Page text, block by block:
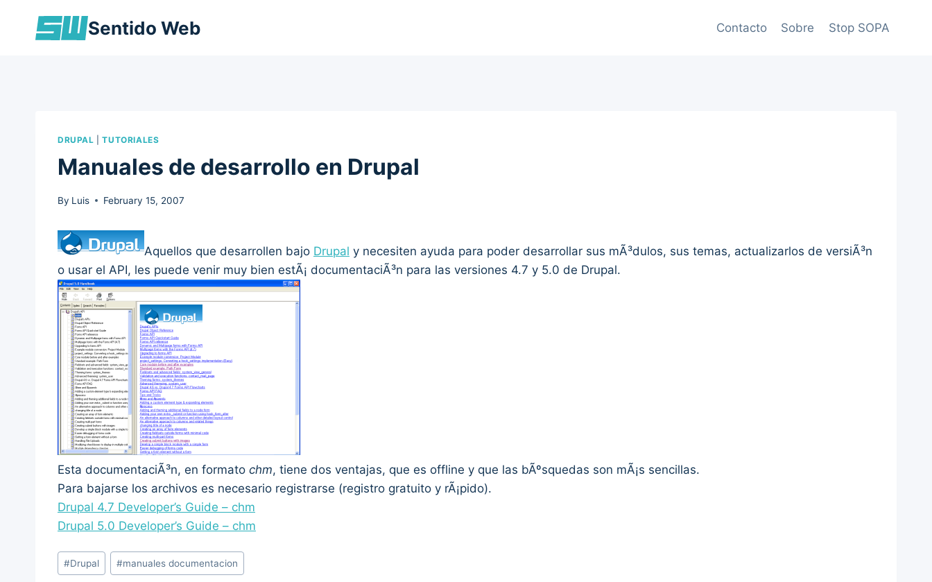
Sentido Web Contacto Sobre Stop SOPA
DRUPAL |TUTORIALES
Manuales de desarrollo en Drupal
By Luis February 15, 2007
Aquellos que desarrollen bajo Drupal y necesiten ayuda para poder desarrollar sus mÃ³dulos, sus temas, actualizarlos de versiÃ³n
o usar el API, les puede venir muy bien estÃ¡ documentaciÃ³n para las versiones 4.7 y 5.0 de Drupal.
Esta documentaciÃ³n, en formato chm, tiene dos ventajas, que es offline y que las bÃºsquedas son mÃ¡s sencillas.
Para bajarse los archivos es necesario registrarse (registro gratuito y rÃ¡pido).
Drupal 4.7 Developer’s Guide – chm
Drupal 5.0 Developer’s Guide – chm
Post
Tags:
#Drupal #manuales documentacion